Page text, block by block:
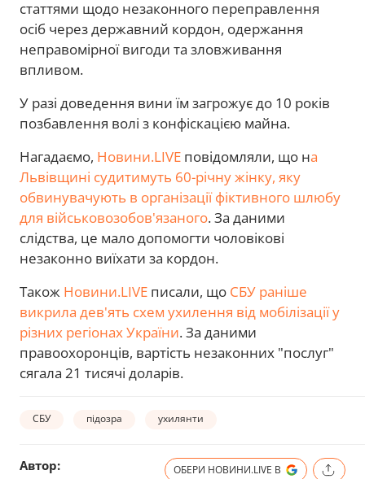
статтями щодо незаконного переправлення
осіб через державний кордон, одержання
неправомірної вигоди та зловживання
впливом.
У разі доведення вини їм загрожує до 10 років
позбавлення волі з конфіскацією майна.
Нагадаємо, Новини.LIVE повідомляли, що на
Львівщині судитимуть 60-річну жінку, яку
обвинувачують в організації фіктивного шлюбу
для військовозобов'язаного. За даними
слідства, це мало допомогти чоловікові
незаконно виїхати за кордон.
Також Новини.LIVE писали, що СБУ раніше
викрила дев'ять схем ухилення від мобілізації у
різних регіонах України. За даними
правоохоронців, вартість незаконних "послуг"
сягала 21 тисячі доларів.
СБУ підозра ухилянти
Автор: ОБЕРИ НОВИНИ.LIVE В